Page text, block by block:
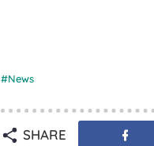
News
SHARE